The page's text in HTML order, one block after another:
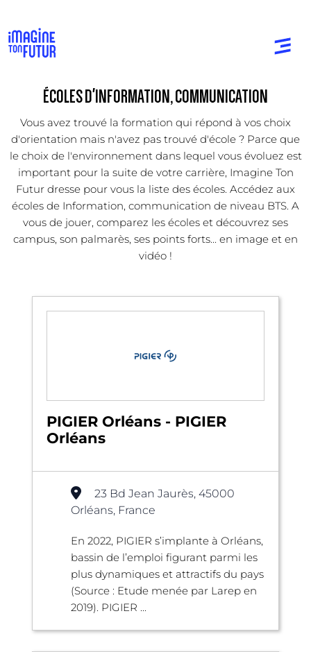
ÉCOLES D'INFORMATION, COMMUNICATION
Vous avez trouvé la formation qui répond à vos choix
d'orientation mais n'avez pas trouvé d'école ? Parce que
le choix de l'environnement dans lequel vous évoluez est
important pour la suite de votre carrière, Imagine Ton
Futur dresse pour vous la liste des écoles. Accédez aux
écoles de Information, communication de niveau BTS. A
vous de jouer, comparez les écoles et découvrez ses
campus, son palmarès, ses points forts... en image et en
vidéo !
PIGIER Orléans - PIGIER
Orléans
23 Bd Jean Jaurès, 45000
Orléans, France
En 2022, PIGIER s’implante à Orléans,
bassin de l’emploi figurant parmi les
plus dynamiques et attractifs du pays
(Source : Etude menée par Larep en
2019). PIGIER ...